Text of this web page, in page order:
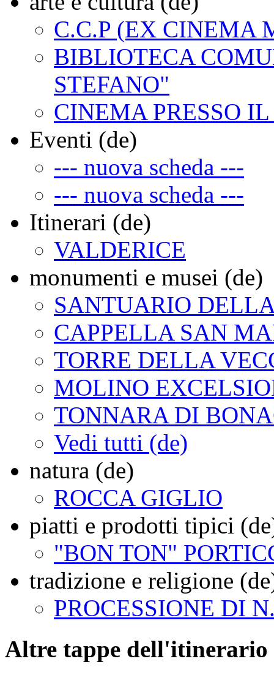
C.C.P (EX CINEMA
BIBLIOTECA
STEFANO"
CINEMA PRESSO
Eventi (de)
--- nuova scheda ---
--- nuova scheda ---
Itinerari (de)
VALDERICE
monumenti e musei (de)
SANTUARIO
CAPPELLA SAN
TORRE DELLA
MOLINO
TONNARA DI
Vedi tutti (de)
natura (de)
ROCCA GIGLIO
piatti e prodotti tipici
"BON TON"
tradizione e religione
PROCESSIONE DI
Altre tappe dell'itinerario